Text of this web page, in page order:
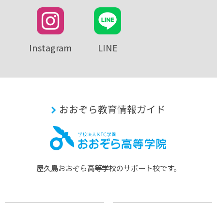
Instagram LINE
おおぞら教育情報ガイド
屋久島おおぞら⾼等学校のサポート校です。